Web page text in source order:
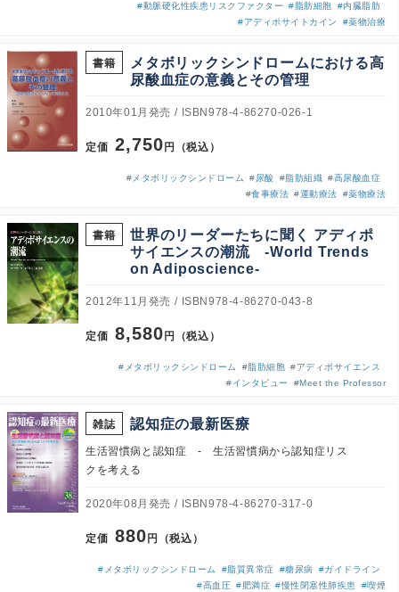
#動脈硬化性疾患リスクファクター
#脂肪細胞
#内臓脂肪
#アディポサイトカイン
#薬物治療
書籍
メタボリックシンドロームにおける高
尿酸血症の意義とその管理
2010年01月発売 ISBN978-4-86270-026-1
定価 2,750 円（税込）
#メタボリックシンドローム #尿酸 #脂肪組織
#高尿酸血症
#食事療法 #運動療法 #薬物療法
書籍
世界のリーダーたちに聞く アディポ
サイエンスの潮流 -World Trends
on Adiposcience-
2012年11月発売 ISBN978-4-86270-043-8
定価 8,580 円（税込）
#メタボリックシンドローム #脂肪細胞
#アディポサイエンス
#インタビュー
#Meet the Professor
雑誌 認知症の最新医療
生活習慣病と認知症 - 生活習慣病から認知症リス
クを考える
2020年08月発売 ISBN978-4-86270-317-0
定価 880 円（税込）
#メタボリックシンドローム #脂質異常症 #糖尿病
#ガイドライン
#高血圧 #肥満症 #慢性閉塞性肺疾患 #喫煙